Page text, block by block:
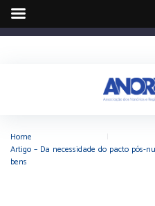
Home
Artigo – Da necessidade do pacto pós-
bens